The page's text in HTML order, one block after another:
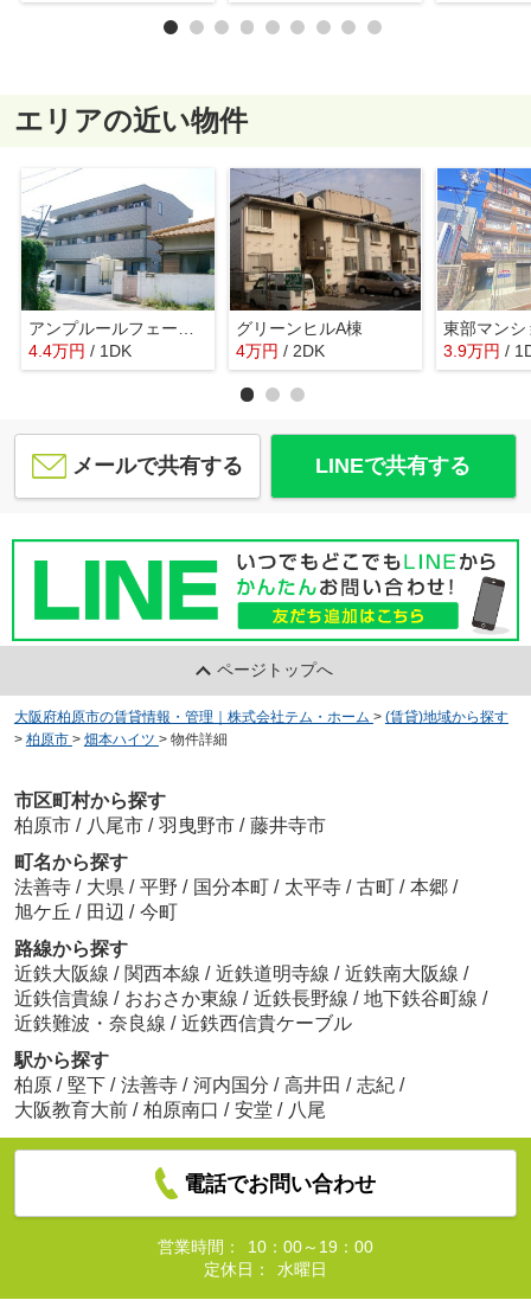
エリアの近い物件
アンプルールフェールREALIFE
4.4万円 / 1DK
グリーンヒルA棟
4万円 / 2DK
東部マンシ
3.9万円 /
メールで共有する LINEで共有する
ページトップへ
大阪府柏原市の賃貸情報・管理｜株式会社テム・ホーム > (賃貸)地域から探す
> 柏原市 > 畑本ハイツ > 物件詳細
市区町村から探す
柏原市 / 八尾市 / 羽曳野市 / 藤井寺市
町名から探す
法善寺 / 大県 / 平野 / 国分本町 / 太平寺 / 古町 / 本郷 /
旭ケ丘 / 田辺 / 今町
路線から探す
近鉄大阪線 / 関西本線 / 近鉄道明寺線 / 近鉄南大阪線 /
近鉄信貴線 / おおさか東線 / 近鉄長野線 / 地下鉄谷町線 /
近鉄難波・奈良線 / 近鉄西信貴ケーブル
駅から探す
柏原 / 堅下 / 法善寺 / 河内国分 / 高井田 / 志紀 /
大阪教育大前 / 柏原南口 / 安堂 / 八尾
電話でお問い合わせ
営業時間：
10：00～19：00
定休日：
水曜日